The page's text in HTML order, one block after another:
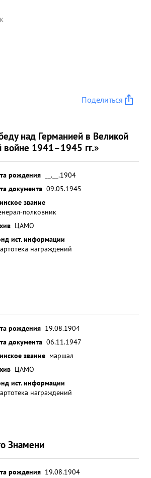
Поделиться
над Германией в Великой
войне 1941–1945 гг.»
рождения
__.__.1904
документа 09.05.1945
звание
полковник
ЦАМО
ист. информации
награждений
рождения 19.08.1904
документа 06.11.1947
звание маршал
ЦАМО
ист. информации
награждений
Знамени
рождения 19.08.1904